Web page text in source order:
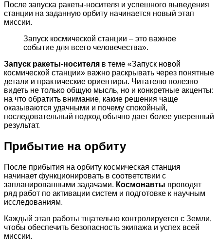
После запуска ракеты-носителя и успешного выведения
станции на заданную орбиту начинается новый этап
миссии.
Запуск космической станции – это важное
событие для всего человечества».
Запуск ракеты-носителя в теме «Запуск новой
космической станции» важно раскрывать через понятные
детали и практические ориентиры. Читателю полезно
видеть не только общую мысль, но и конкретные акценты:
на что обратить внимание, какие решения чаще
оказываются удачными и почему спокойный,
последовательный подход обычно дает более уверенный
результат.
Прибытие на орбиту
После прибытия на орбиту космическая станция
начинает функционировать в соответствии с
запланированными задачами. Космонавты проводят
ряд работ по активации систем и подготовке к научным
исследованиям.
Каждый этап работы тщательно контролируется с Земли,
чтобы обеспечить безопасность экипажа и успех всей
миссии.